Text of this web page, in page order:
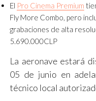
El Pro Cinema Premium
Fly More Combo, pero
grabaciones de alta
5.690.000CLP
La aeronave estará
05 de junio en
técnico local